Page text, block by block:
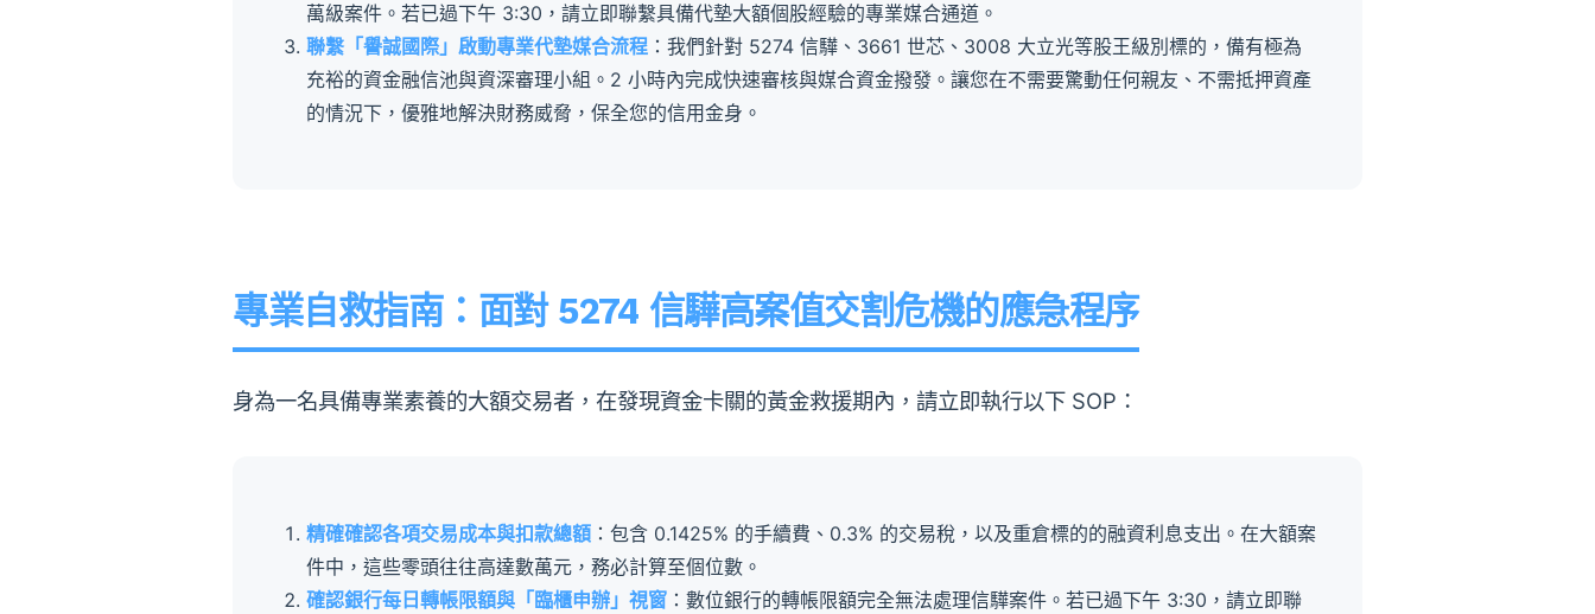
萬級案件。若已過下午 3:30，請立即聯繫具備代墊大額個股經驗的專業媒合通道。
聯繫「譽誠國際」啟動專業代墊媒合流程 ：我們針對 5274 信驊、3661 世芯、3008 大立光等股王級別標的，備有極為
充裕的資金融信池與資深審理小組。2 小時內完成快速審核與媒合資金撥發。讓您在不需要驚動任何親友、不需抵押資產
的情況下，優雅地解決財務威脅，保全您的信用金身。
專業自救指南：面對 5274 信驊高案值交割危機的應急程序
身為一名具備專業素養的大額交易者，在發現資金卡關的黃金救援期內，請立即執行以下 SOP：
精確確認各項交易成本與扣款總額 ：包含 0.1425% 的手續費、0.3% 的交易稅，以及重倉標的的融資利息支出。在大額案
件中，這些零頭往往高達數萬元，務必計算至個位數。
確認銀行每日轉帳限額與「臨櫃申辦」視窗 ：數位銀行的轉帳限額完全無法處理信驊案件。若已過下午 3:30，請立即聯